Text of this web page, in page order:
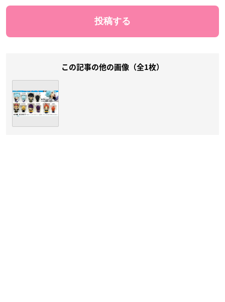
この記事の他の画像（全1枚）